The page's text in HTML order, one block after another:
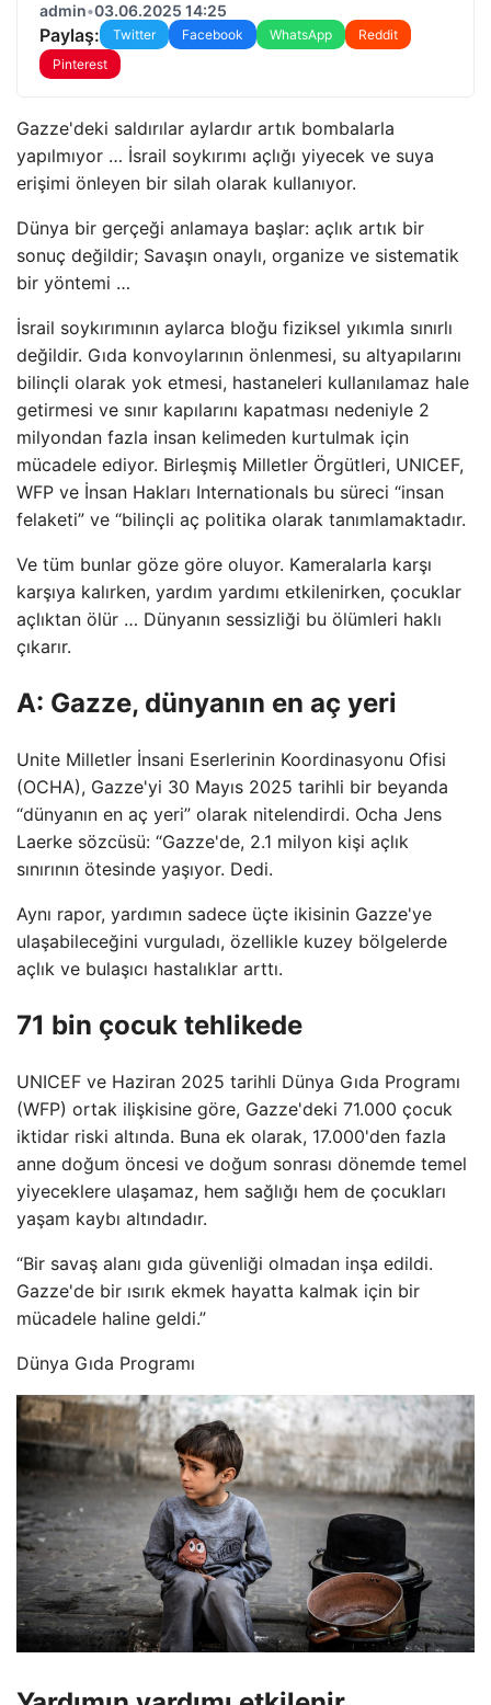
admin•03.06.2025 14:25
Paylaş: Twitter Facebook WhatsApp
Reddit
Pinterest
Gazze'deki saldırılar aylardır artık bombalarla
yapılmıyor … İsrail soykırımı açlığı yiyecek ve suya
erişimi önleyen bir silah olarak kullanıyor.
Dünya bir gerçeği anlamaya başlar: açlık artık bir
sonuç değildir; Savaşın onaylı, organize ve sistematik
bir yöntemi …
İsrail soykırımının aylarca bloğu fiziksel yıkımla sınırlı
değildir. Gıda konvoylarının önlenmesi, su altyapılarını
bilinçli olarak yok etmesi, hastaneleri kullanılamaz hale
getirmesi ve sınır kapılarını kapatması nedeniyle 2
milyondan fazla insan kelimeden kurtulmak için
mücadele ediyor. Birleşmiş Milletler Örgütleri, UNICEF,
WFP ve İnsan Hakları Internationals bu süreci “insan
felaketi” ve “bilinçli aç politika olarak tanımlamaktadır.
Ve tüm bunlar göze göre oluyor. Kameralarla karşı
karşıya kalırken, yardım yardımı etkilenirken, çocuklar
açlıktan ölür … Dünyanın sessizliği bu ölümleri haklı
çıkarır.
A: Gazze, dünyanın en aç yeri
Unite Milletler İnsani Eserlerinin Koordinasyonu Ofisi
(OCHA), Gazze'yi 30 Mayıs 2025 tarihli bir beyanda
“dünyanın en aç yeri” olarak nitelendirdi. Ocha Jens
Laerke sözcüsü: “Gazze'de, 2.1 milyon kişi açlık
sınırının ötesinde yaşıyor. Dedi.
Aynı rapor, yardımın sadece üçte ikisinin Gazze'ye
ulaşabileceğini vurguladı, özellikle kuzey bölgelerde
açlık ve bulaşıcı hastalıklar arttı.
71 bin çocuk tehlikede
UNICEF ve Haziran 2025 tarihli Dünya Gıda Programı
(WFP) ortak ilişkisine göre, Gazze'deki 71.000 çocuk
iktidar riski altında. Buna ek olarak, 17.000'den fazla
anne doğum öncesi ve doğum sonrası dönemde temel
yiyeceklere ulaşamaz, hem sağlığı hem de çocukları
yaşam kaybı altındadır.
“Bir savaş alanı gıda güvenliği olmadan inşa edildi.
Gazze'de bir ısırık ekmek hayatta kalmak için bir
mücadele haline geldi.”
Dünya Gıda Programı